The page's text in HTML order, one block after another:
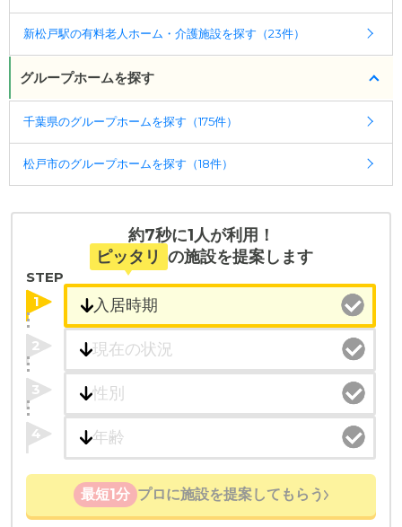
新松戸駅の有料老人ホーム・介護施設を探す（23件）
グループホームを探す
千葉県のグループホームを探す（175件）
松戸市のグループホームを探す（18件）
約7秒に1人が利用！
ピッタリ の施設を提案します
STEP
1
2
3
4
最短1分 プロに施設を提案してもらう